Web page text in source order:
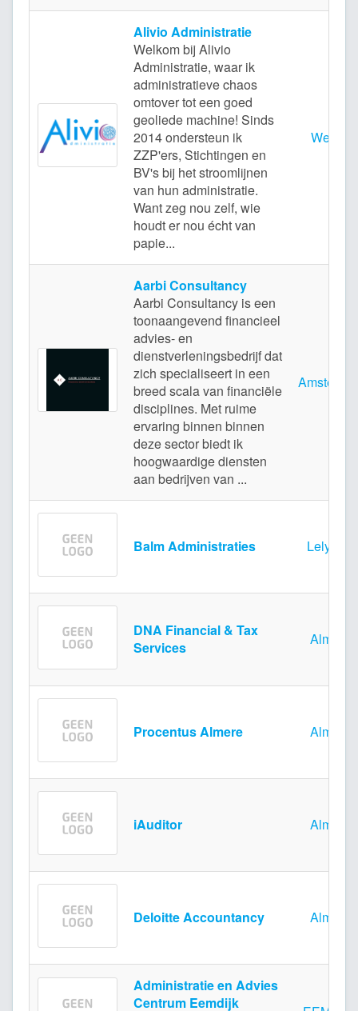
Alivio Administratie
Welkom bij Alivio
Administratie, waar ik
administratieve chaos
omtover tot een goed
geoliede machine! Sinds
2014 ondersteun ik
ZZP'ers, Stichtingen en
BV's bij het stroomlijnen
van hun administratie.
Want zeg nou zelf, wie
houdt er nou écht van
papie...
Weesp
Aarbi Consultancy
Aarbi Consultancy is een
toonaangevend financieel
advies- en
dienstverleningsbedrijf dat
zich specialiseert in een
breed scala van financiële
disciplines. Met ruime
ervaring binnen binnen
deze sector biedt ik
hoogwaardige diensten
aan bedrijven van ...
Balm Administraties Lelystad
DNA Financial & Tax
Services
Almere
Procentus Almere Almere
iAuditor Almere
Deloitte Accountancy Almere
Administratie en Advies
Centrum Eemdijk